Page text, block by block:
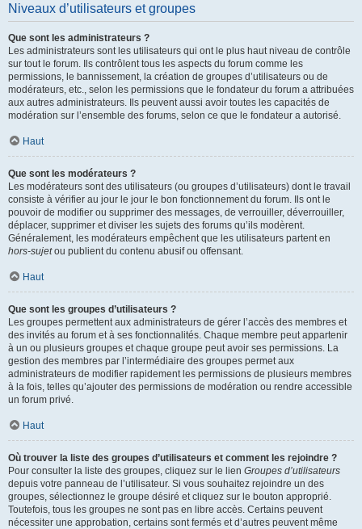
Niveaux d’utilisateurs et groupes
Que sont les administrateurs ?
Les administrateurs sont les utilisateurs qui ont le plus haut niveau de contrôle
sur tout le forum. Ils contrôlent tous les aspects du forum comme les
permissions, le bannissement, la création de groupes d’utilisateurs ou de
modérateurs, etc., selon les permissions que le fondateur du forum a attribuées
aux autres administrateurs. Ils peuvent aussi avoir toutes les capacités de
modération sur l’ensemble des forums, selon ce que le fondateur a autorisé.
Haut
Que sont les modérateurs ?
Les modérateurs sont des utilisateurs (ou groupes d’utilisateurs) dont le travail
consiste à vérifier au jour le jour le bon fonctionnement du forum. Ils ont le
pouvoir de modifier ou supprimer des messages, de verrouiller, déverrouiller,
déplacer, supprimer et diviser les sujets des forums qu’ils modèrent.
Généralement, les modérateurs empêchent que les utilisateurs partent en
hors-sujetou publient du contenu abusif ou offensant.
Haut
Que sont les groupes d’utilisateurs ?
Les groupes permettent aux administrateurs de gérer l’accès des membres et
des invités au forum et à ses fonctionnalités. Chaque membre peut appartenir
à un ou plusieurs groupes et chaque groupe peut avoir ses permissions. La
gestion des membres par l’intermédiaire des groupes permet aux
administrateurs de modifier rapidement les permissions de plusieurs membres
à la fois, telles qu’ajouter des permissions de modération ou rendre accessible
un forum privé.
Haut
Où trouver la liste des groupes d’utilisateurs et comment les rejoindre ?
Pour consulter la liste des groupes, cliquez sur le lien Groupes d’utilisateurs
depuis votre panneau de l’utilisateur. Si vous souhaitez rejoindre un des
groupes, sélectionnez le groupe désiré et cliquez sur le bouton approprié.
Toutefois, tous les groupes ne sont pas en libre accès. Certains peuvent
nécessiter une approbation, certains sont fermés et d’autres peuvent même